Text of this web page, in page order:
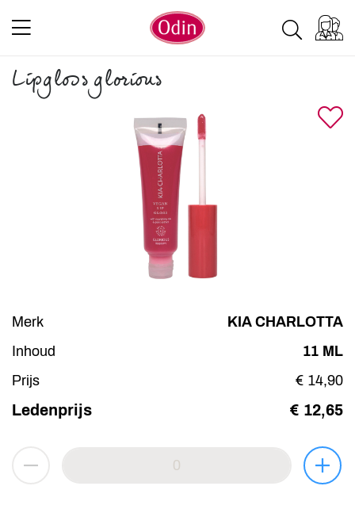
Lipgloss glorious
Merk
KIA CHARLOTTA
Inhoud
11 ML
Prijs
€ 14,90
Ledenprijs € 12,65